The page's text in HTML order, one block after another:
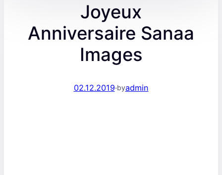
Joyeux
Anniversaire Sanaa
Images
02.12.2019·byadmin